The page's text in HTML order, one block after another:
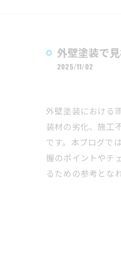
外壁塗装で
2025/11/02
外壁塗装における
装材の劣化、施工
です。本ブログで
握のポイントやチ
るための参考とな